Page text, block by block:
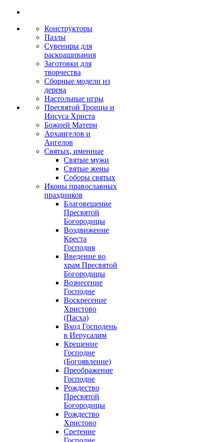
Конструкторы
Пазлы
Сувениры для
раскрашивания
Заготовки для
творчества
Сборные модели из
дерева
Настольные игры
Пресвятой Троицы и
Иисуса Христа
Божией Матери
Архангелов и
Ангелов
Святых, именные
Святые мужи
Святые жены
Соборы святых
Иконы православных
праздников
Благовещение
Пресвятой
Богородицы
Воздвижение
Креста
Господня
Введение во
храм Пресвятой
Богородицы
Вознесение
Господне
Воскресение
Христово
(Пасха)
Вход Господень
в Иерусалим
Крещение
Господне
(Богоявление)
Преображение
Господне
Рождество
Пресвятой
Богородицы
Рождество
Христово
Сретение
Господне